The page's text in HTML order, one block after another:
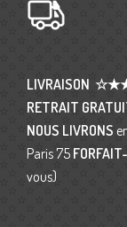
LIVRAISON
RETRAIT
NOUS LIVRONS
Paris 75
vous)